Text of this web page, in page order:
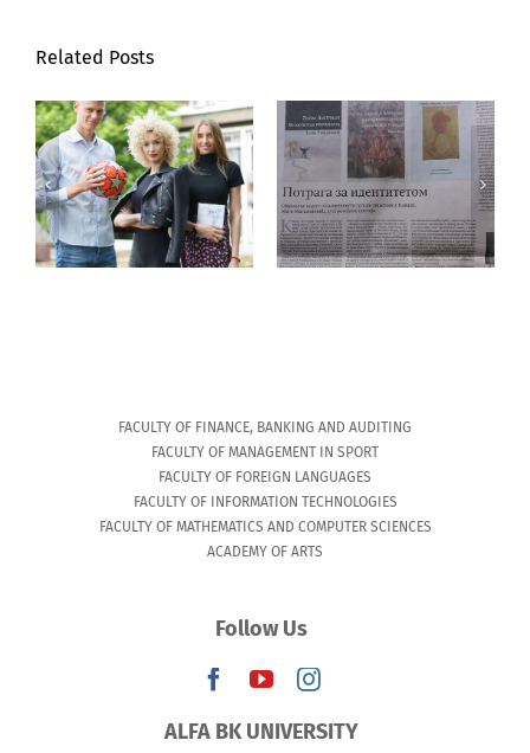
Related Posts
Publication of
the contest for
enrollment in
accredited
training programs
in 2022/2023
Publications of
the Alfa BK
University in the
Politics
newspaper
FACULTY OF FINANCE, BANKING AND AUDITING
FACULTY OF MANAGEMENT IN SPORT
FACULTY OF FOREIGN LANGUAGES
FACULTY OF INFORMATION TECHNOLOGIES
FACULTY OF MATHEMATICS AND COMPUTER SCIENCES
ACADEMY OF ARTS
Follow Us
ALFA BK UNIVERSITY